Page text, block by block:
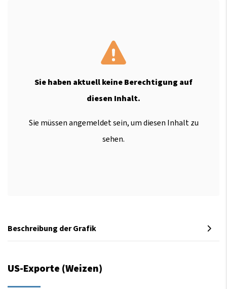
Sie haben aktuell keine Berechtigung auf
diesen Inhalt.
Sie müssen angemeldet sein, um diesen Inhalt zu
sehen.
Beschreibung der Grafik
US-Exporte (Weizen)